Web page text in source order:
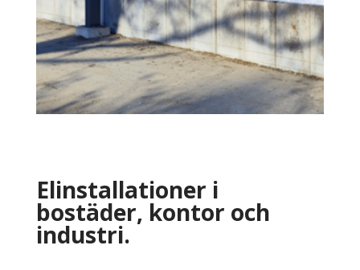
Elinstallationer i
bostäder, kontor och
industri.